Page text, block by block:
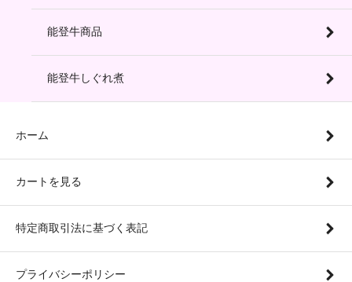
能登牛商品
能登牛しぐれ煮
ホーム
カートを見る
特定商取引法に基づく表記
プライバシーポリシー